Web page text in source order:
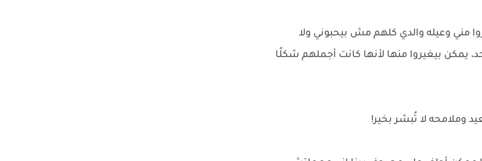
مني وعيله والدي كلهم مش بيحبوني ولا
يمكن بيغيروا منها لأنها كانت أجملهم شكلًا
وملامحه لا تُبشر بخير!